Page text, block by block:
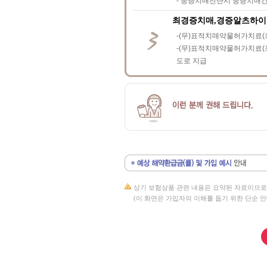
최경증치매,경증알츠하
-(무)표적치매약물허가치료
-(무)표적치매약물허가치료
도로 지급
상기 보험상품 관련 내용은 요약된 자료이므
(이 화면은 가입자의 이해를 돕기 위한 단순